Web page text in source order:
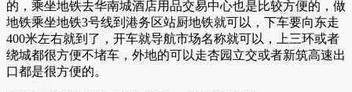
的，乘坐地铁去华南城酒店用品交易中心也是比较方便的，做
地铁乘坐地铁3号线到港务区站厨地铁就可以，下车要向东走
400米左右就到了，开车就导航市场名称就可以，上三环或者
绕城都很方便不堵车，外地的可以走杏园立交或者新筑高速出
口都是很方便的。